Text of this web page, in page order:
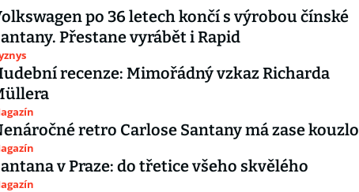
po 36 letech končí s výrobou čínské
Přestane vyrábět i Rapid
recenze: Mimořádný vzkaz Richarda
retro Carlose Santany má zase kouzlo
v Praze: do třetice všeho skvělého